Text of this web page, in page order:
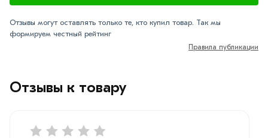
Отзывы к товару
Отзывы могут оставлять только те, кто купил товар. Так мы
формируем честный рейтинг
Правила публикации